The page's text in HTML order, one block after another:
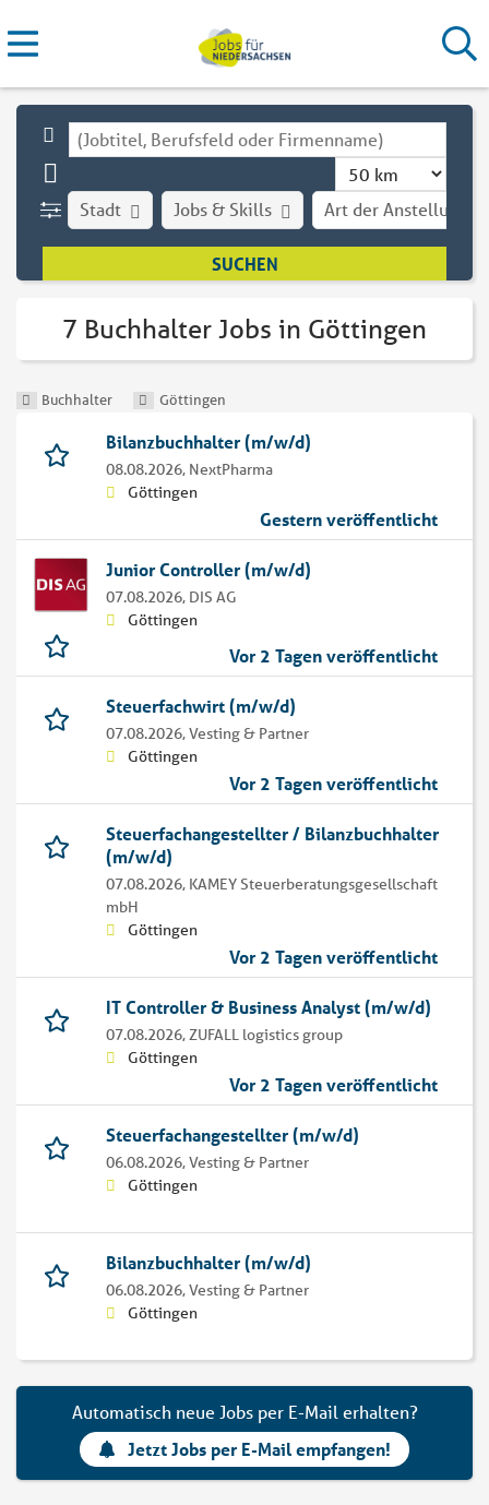
Stadt Art der Anstellung
Jobs & Skills
7 Buchhalter Jobs in Göttingen
Buchhalter Göttingen
Bilanzbuchhalter (m/w/d)
08.08.2026, NextPharma
Göttingen
Gestern veröffentlicht
Junior Controller (m/w/d)
07.08.2026, DIS AG
Göttingen
Vor 2 Tagen veröffentlicht
Steuerfachwirt (m/w/d)
07.08.2026,Vesting & Partner
Göttingen
Vor 2 Tagen veröffentlicht
Steuerfachangestellter / Bilanzbuchhalter
(m/w/d)
07.08.2026, KAMEY Steuerberatungsgesellschaft
mbH
Göttingen
Vor 2 Tagen veröffentlicht
IT Controller & Business Analyst (m/w/d)
07.08.2026,ZUFALL logistics group
Göttingen
Vor 2 Tagen veröffentlicht
Steuerfachangestellter (m/w/d)
06.08.2026,Vesting & Partner
Göttingen
Bilanzbuchhalter (m/w/d)
06.08.2026,Vesting & Partner
Göttingen
Automatisch neue Jobs per E-Mail erhalten?
Jetzt Jobs per E-Mail empfangen!